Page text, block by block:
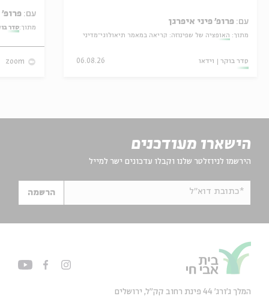
עם: פרופ' פיני איפרגן
מתוך: האופציה של שפינוזה: קריאה במאמר תיאולוגי־מדיני
סדר בוקר וידאו 06.08.26
עם: פרופ' אביגדור שנאן
מתוך:סדר
zoom
הישארו מעודכנים
הירשמו לניוזלטר שלנו וקבלו עדכונים ישר למייל
*כתובת דוא"ל הרשמה
המלך ג'ורג' 44 פינת רחוב קק״ל, ירושלים